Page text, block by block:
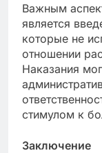
Важным
является
которые не
отношении
Наказания
стимулом к
Заключение